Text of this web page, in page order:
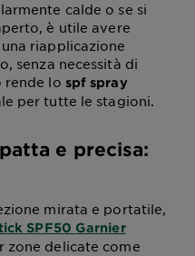
calde o se si
è utile avere
riapplicazione
senza necessità di
rende lo spf spray
per tutte le stagioni.
e precisa:
mirata e portatile,
SPF50 Garnier
zone delicate come